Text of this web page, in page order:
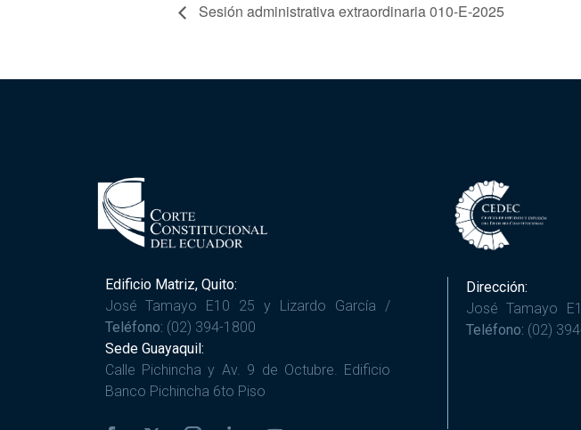
Sesión administrativa extraordinaria 010-E-2025
Edificio Matriz, Quito:
José Tamayo E10 25 y Lizardo García /
Teléfono: (02) 394-1800
Sede Guayaquil:
Calle Pichincha y Av. 9 de Octubre. Edificio
Banco Pichincha 6to Piso
Dirección:
José Tamayo
Teléfono: (02)